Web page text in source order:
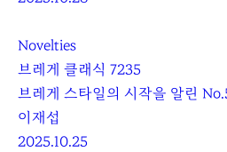
Novelties
브레게 클래식 7235
브레게 스타일의 시작을 알린
이재섭
2025.10.25